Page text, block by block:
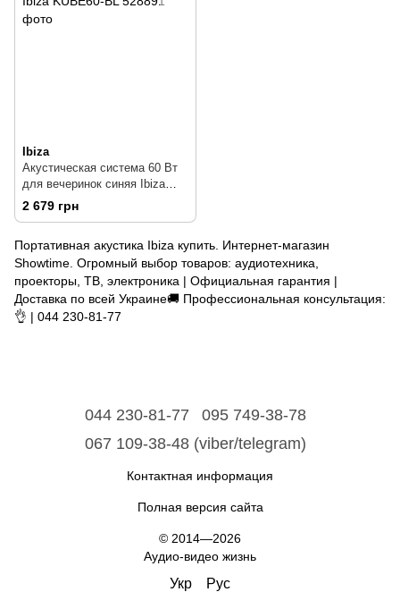
Ibiza
Акустическая система 60 Вт
для вечеринок синяя Ibiza
KUBE60-BL
2 679 грн
Портативная акустика Ibiza купить. Интернет-магазин
Showtime. Огромный выбор товаров: аудиотехника,
проекторы, ТВ, электроника | Официальная гарантия |
Доставка по всей Украине🚚 Профессиональная консультация:
👌 | 044 230-81-77
044 230-81-77
095 749-38-78
067 109-38-48 (viber/telegram)
Контактная информация
Полная версия сайта
© 2014—2026
Аудио-видео жизнь
Укр Рус